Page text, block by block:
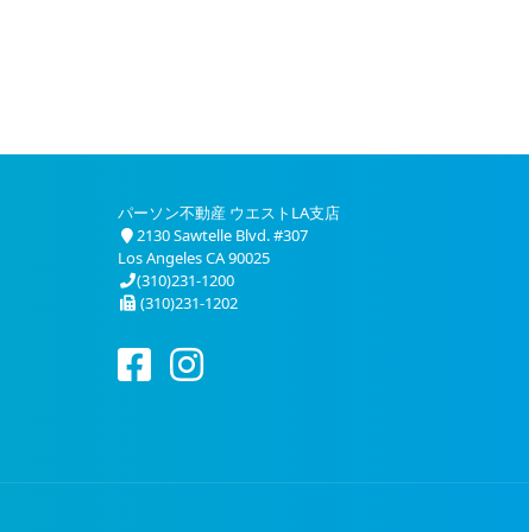
パーソン不動産 ウエストLA支店
2130 Sawtelle Blvd. #307
Los Angeles CA 90025
(310)231-1200
(310)231-1202